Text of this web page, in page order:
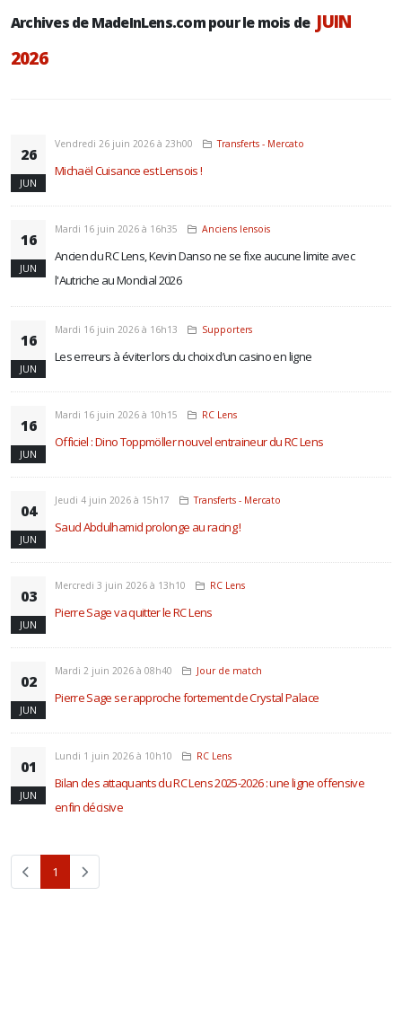
Archives de MadeInLens.com pour le mois de JUIN
2026
26
JUN
Vendredi 26 juin 2026 à 23h00 Transferts - Mercato
Michaël Cuisance est Lensois !
16
JUN
Mardi 16 juin 2026 à 16h35 Anciens lensois
Ancien du RC Lens, Kevin Danso ne se fixe aucune limite avec
l'Autriche au Mondial 2026
16
JUN
Mardi 16 juin 2026 à 16h13 Supporters
Les erreurs à éviter lors du choix d’un casino en ligne
16
JUN
Mardi 16 juin 2026 à 10h15 RC Lens
Officiel : Dino Toppmöller nouvel entraineur du RC Lens
04
JUN
Jeudi 4 juin 2026 à 15h17 Transferts - Mercato
Saud Abdulhamid prolonge au racing !
03
JUN
Mercredi 3 juin 2026 à 13h10 RC Lens
Pierre Sage va quitter le RC Lens
02
JUN
Mardi 2 juin 2026 à 08h40 Jour de match
Pierre Sage se rapproche fortement de Crystal Palace
01
JUN
Lundi 1 juin 2026 à 10h10 RC Lens
Bilan des attaquants du RC Lens 2025-2026 : une ligne offensive
enfin décisive
1 (current)